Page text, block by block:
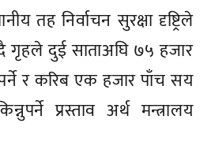
तह निर्वाचन सुरक्षा दृष्ट्रिले
गृहले दुई साताअघि ७५ हजार
र करिब एक हजार पाँच सय
प्रस्ताव अर्थ मन्त्रालय